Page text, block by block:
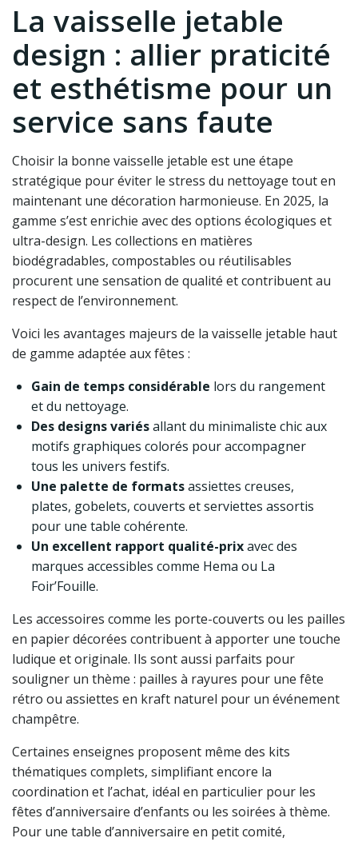
La vaisselle jetable
design : allier praticité
et esthétisme pour un
service sans faute
Choisir la bonne vaisselle jetable est une étape
stratégique pour éviter le stress du nettoyage tout en
maintenant une décoration harmonieuse. En 2025, la
gamme s’est enrichie avec des options écologiques et
ultra-design. Les collections en matières
biodégradables, compostables ou réutilisables
procurent une sensation de qualité et contribuent au
respect de l’environnement.
Voici les avantages majeurs de la vaisselle jetable haut
de gamme adaptée aux fêtes :
Gain de temps considérable lors du rangement
et du nettoyage.
Des designs variésallant du minimaliste chic aux
motifs graphiques colorés pour accompagner
tous les univers festifs.
Une palette de formatsassiettes creuses,
plates, gobelets, couverts et serviettes assortis
pour une table cohérente.
Un excellent rapport qualité-prixavec des
marques accessibles comme Hema ou La
Foir’Fouille.
Les accessoires comme les porte-couverts ou les pailles
en papier décorées contribuent à apporter une touche
ludique et originale. Ils sont aussi parfaits pour
souligner un thème : pailles à rayures pour une fête
rétro ou assiettes en kraft naturel pour un événement
champêtre.
Certaines enseignes proposent même des kits
thématiques complets, simplifiant encore la
coordination et l’achat, idéal en particulier pour les
fêtes d’anniversaire d’enfants ou les soirées à thème.
Pour une table d’anniversaire en petit comité,